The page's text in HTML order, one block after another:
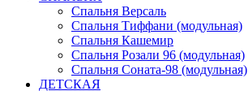
Спальня Версаль
Спальня Тиффани (модульная)
Спальня Кашемир
Спальня Розали 96 (модульная)
Спальня Соната-98 (модульная)
ДЕТСКАЯ